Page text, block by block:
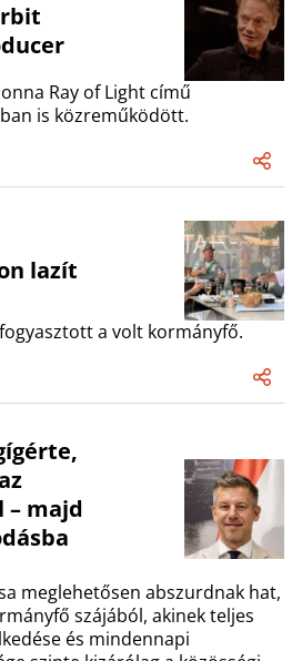
Ray of Light című
is közreműködött.
lazít
a volt kormányfő.
majd
meglehetősen abszurdnak hat,
szájából, akinek teljes
és mindennapi